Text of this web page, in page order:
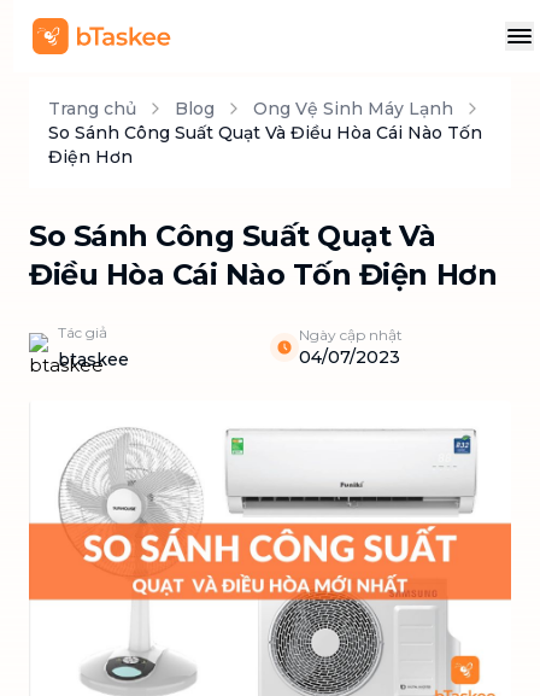
Trang chủ Blog
Ong Vệ Sinh Máy Lạnh
So Sánh Công Suất Quạt Và Điều Hòa Cái Nào Tốn
Điện Hơn
So Sánh Công Suất Quạt Và
Điều Hòa Cái Nào Tốn Điện Hơn
Tác giả
btaskee
Ngày cập nhật
04/07/2023